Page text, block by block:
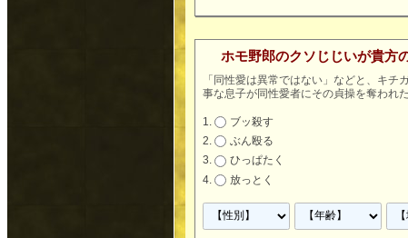
ホモ野郎のクソじじいが貴方
「同性愛は異常ではない」などと、キ
事な息子が同性愛者にその貞操を奪われ
ブッ殺す
ぶん殴る
ひっぱたく
放っとく